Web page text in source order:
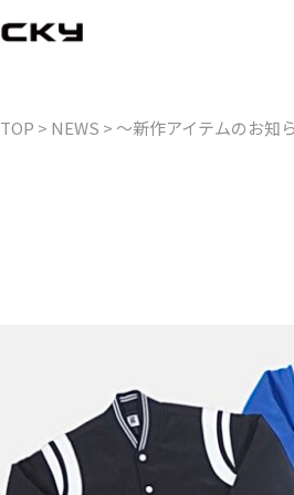
TOP > NEWS > 〜新作アイテムのお知